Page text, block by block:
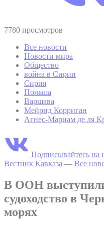
7780 просмотров
Все новости
Новости мира
Общество
война в Сирии
Сирия
Польша
Варшава
Мейрид Корриган
Агнес-Мариам де ля
Подписывайтесь на
Вестник Кавказа — Все
В ООН выступили
судоходство в
морях